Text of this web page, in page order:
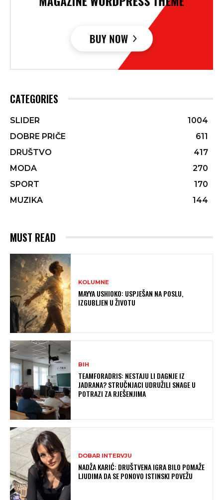
CATEGORIES
SLIDER
1004
DOBRE PRIČE
611
DRUŠTVO
417
MODA
270
SPORT
170
MUZIKA
144
MUST READ
KOLUMNE
MAYYA USHIOKO: USPJEŠAN NA POSLU,
IZGUBLJEN U ŽIVOTU
BIH
TEAMFORADRIS: NESTAJU LI DAGNJE IZ
JADRANA? STRUČNJACI UDRUŽILI SNAGE U
POTRAZI ZA RJEŠENJIMA
DOBAR INTERVJU
NADŽA KARIĆ: DRUŠTVENA IGRA BILO POMAŽE
LJUDIMA DA SE PONOVO ISTINSKI POVEŽU